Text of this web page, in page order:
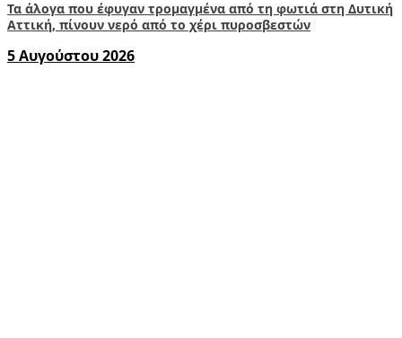
Τα άλογα που έφυγαν τρομαγμένα από τη φωτιά στη Δυτική
Αττική, πίνουν νερό από το χέρι πυροσβεστών
5 Αυγούστου 2026